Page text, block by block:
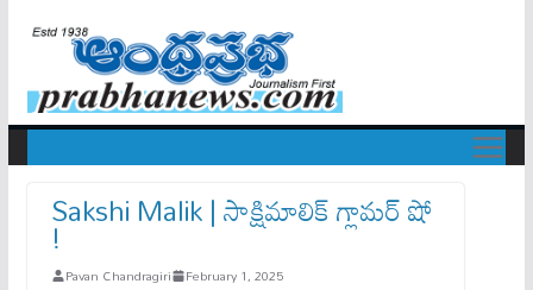
Sakshi Malik | సాక్షిమాలిక్ గ్లామర్ షో
!
Pavan Chandragiri February 1, 2025